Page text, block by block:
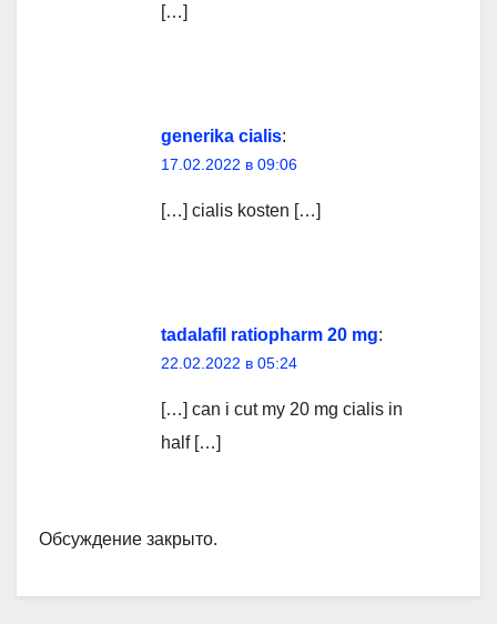
[…]
generika cialis:
17.02.2022 в 09:06
[…] cialis kosten […]
tadalafil ratiopharm 20 mg:
22.02.2022 в 05:24
[…] can i cut my 20 mg cialis in
half […]
Обсуждение закрыто.